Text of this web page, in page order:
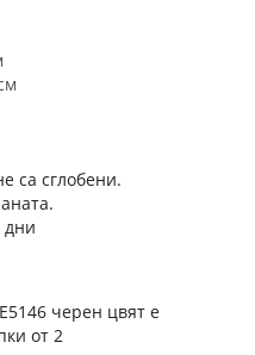
са сглобени.
дни
черен цвят е
от 2